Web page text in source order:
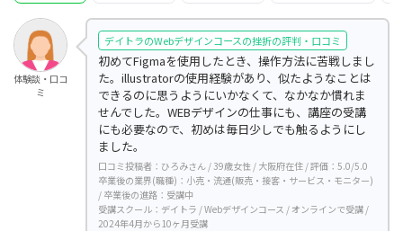
体験談・口コ
ミ
デイトラのWebデザインコースの挫折の評判・口コミ
初めてFigmaを使用したとき、操作方法に苦戦しまし
た。illustratorの使用経験があり、似たようなことは
できるのに思うようにいかなくて、なかなか慣れま
せんでした。WEBデザインの仕事にも、講座の受講
にも必要なので、初めは毎日少しでも触るようにし
ました。
口コミ投稿者：ひろみさん / 39歳女性 / 大阪府在住 / 評価：5.0/5.0
卒業後の業界(職種)：小売・流通(販売・接客・サービス・モニター)
/ 卒業後の進路：受講中
受講スクール：デイトラ / Webデザインコース / オンラインで受講 /
2024年4月から10ヶ月受講